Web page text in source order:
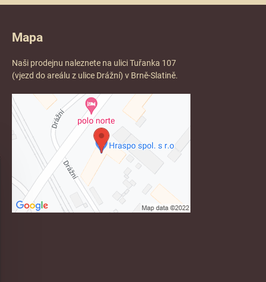
Mapa
Naši prodejnu naleznete na ulici Tuřanka 107
(vjezd do areálu z ulice Drážní) v Brně-Slatině.